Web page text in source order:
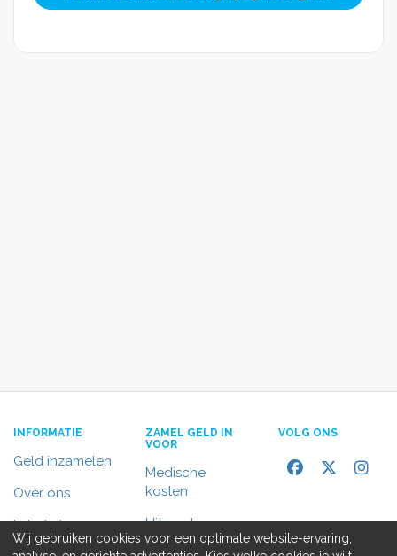
INFORMATIE
Geld inzamelen
Over ons
In het nieuws
ZAMEL GELD IN
VOOR
Medische
kosten
Uitvaart
VOLG ONS
Wij gebruiken cookies voor een optimale website-ervaring,